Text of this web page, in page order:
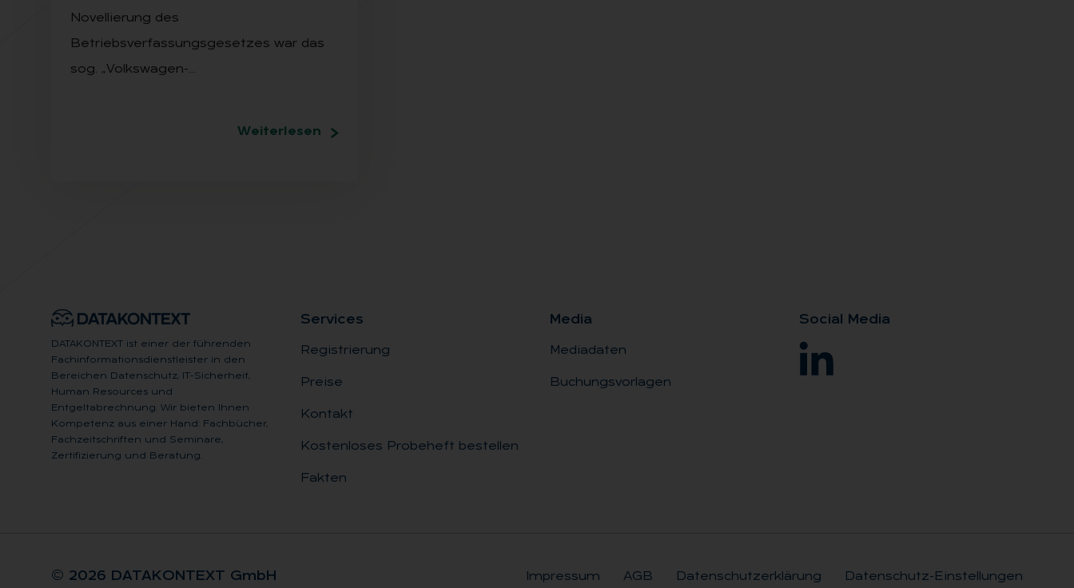
Novellierung des
Betriebsverfassungsgesetzes war das
sog. „Volkswagen-…
Weiterlesen
DATAKONTEXT ist einer der führenden
Fachinformationsdienstleister in den
Bereichen Datenschutz, IT-Sicherheit,
Human Resources und
Entgeltabrechnung. Wir bieten Ihnen
Kompetenz aus einer Hand: Fachbücher,
Fachzeitschriften und Seminare,
Zertifizierung und Beratung.
Ser­vices
Registrierung
Preise
Kontakt
Kostenloses Probeheft bestellen
Fakten
Me­dia
Mediadaten
Buchungsvorlagen
So­ci­al Me­dia
© 2026 DA­TA­KON­TEXT GmbH Impressum AGB Datenschutzerklärung Datenschutz-Einstellungen